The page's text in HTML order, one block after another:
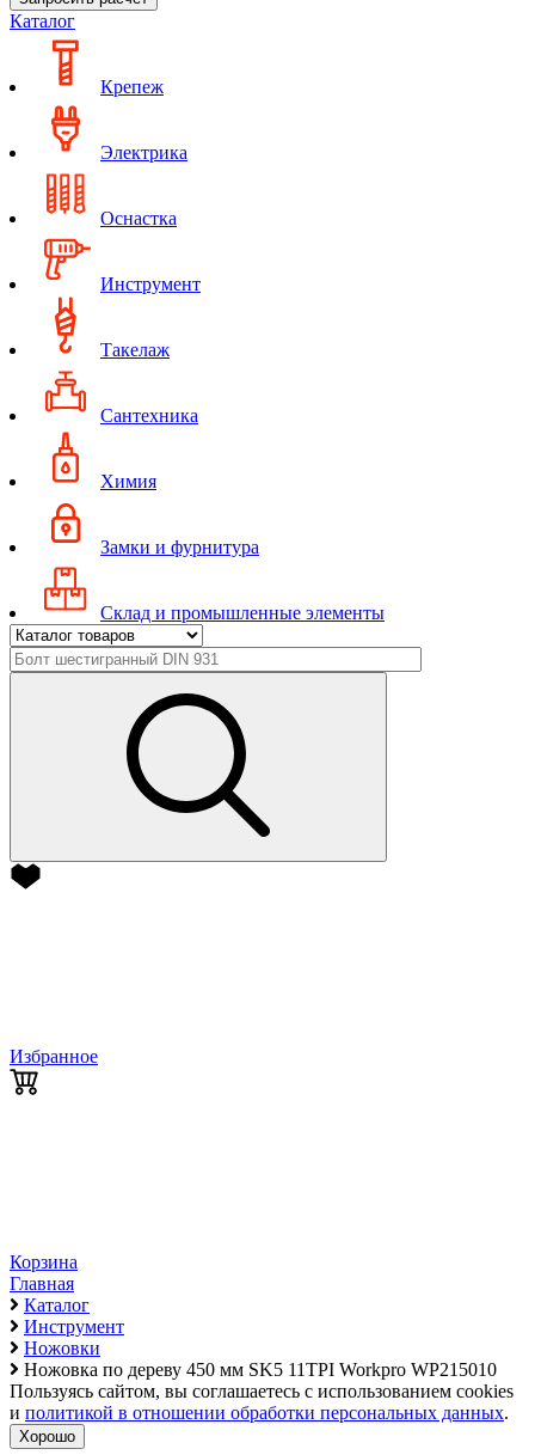
Каталог
Крепеж
Электрика
Оснастка
Инструмент
Такелаж
Сантехника
Химия
Замки и фурнитура
Склад и промышленные элементы
Избранное
Корзина
Главная
Каталог
Инструмент
Ножовки
Ножовка по дереву 450 мм SK5 11TPI Workpro WP215010
Пользуясь сайтом, вы соглашаетесь с использованием cookies
и политикой в отношении обработки персональных данных.
Хорошо